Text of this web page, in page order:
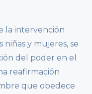
la intervención
y mujeres, se
del poder en el
reafirmación
que obedece